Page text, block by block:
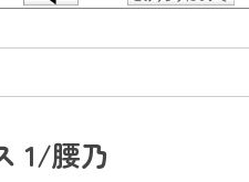
1/腰乃